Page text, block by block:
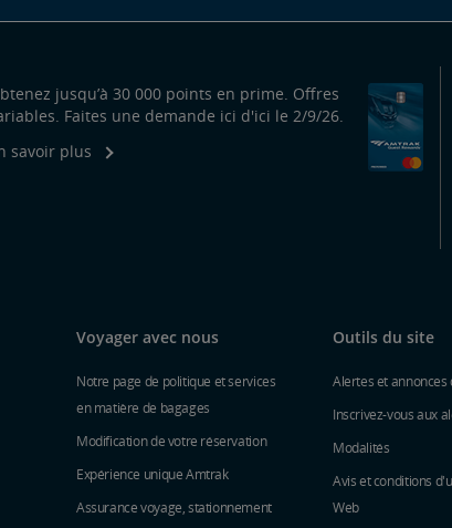
jusqu’à 30 000 points en prime. Offres
Faites une demande ici d'ici le 2/9/26.
savoir plus
Voyager avec nous
Notre page de politique et services
en matière de bagages
Modification de votre réservation
Expérience unique Amtrak
Assurance voyage, stationnement
Outils du site
Alertes et annonces
Inscrivez-vous aux
Modalités
Avis et conditions
Web